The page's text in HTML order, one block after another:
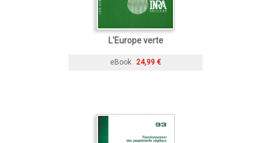
L'Europe verte
eBook 24,99 €